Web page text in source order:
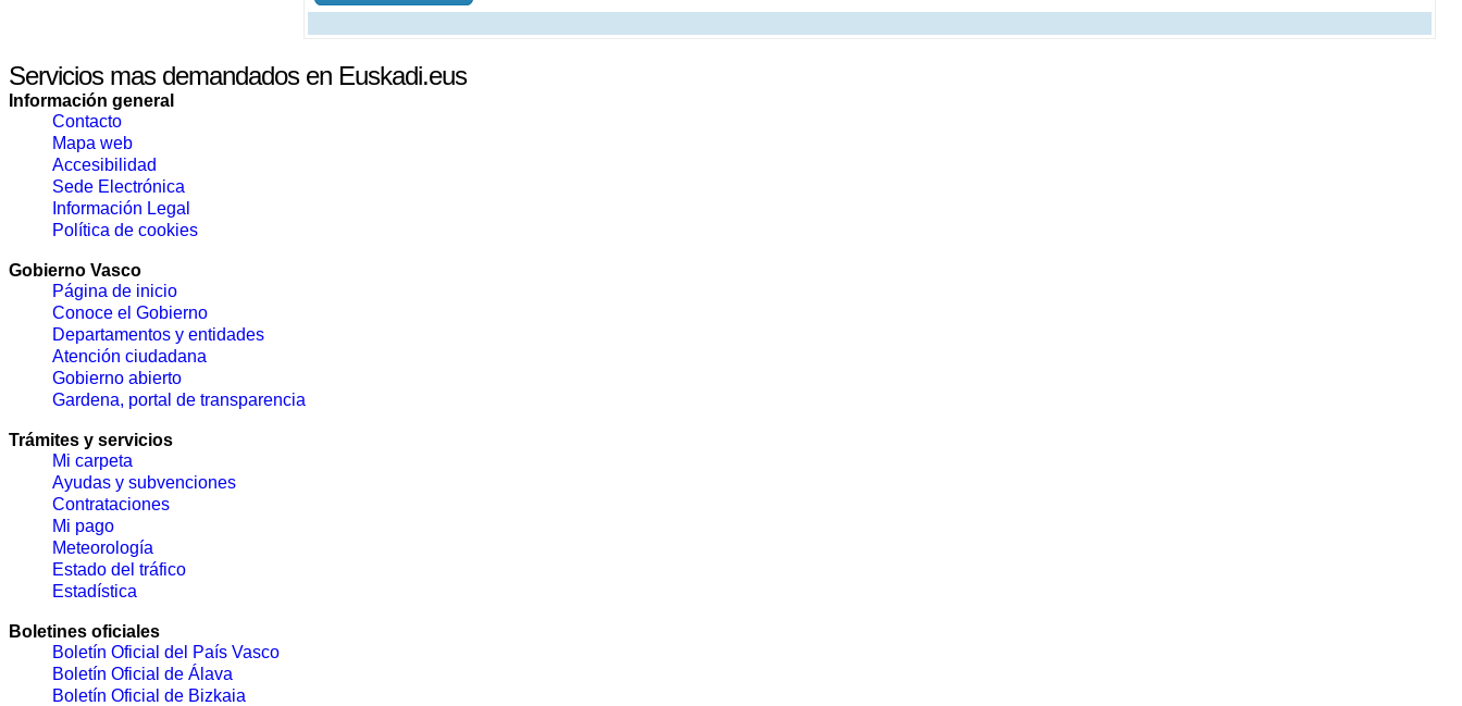
Servicios mas demandados en Euskadi.eus
Información general
Contacto
Mapa web
Accesibilidad
Sede Electrónica
Información Legal
Política de cookies
Gobierno Vasco
Página de inicio
Conoce el Gobierno
Departamentos y entidades
Atención ciudadana
Gobierno abierto
Gardena, portal de transparencia
Trámites y servicios
Mi carpeta
Ayudas y subvenciones
Contrataciones
Mi pago
Meteorología
Estado del tráfico
Estadística
Boletines oficiales
Boletín Oficial del País Vasco
Boletín Oficial de Álava
Boletín Oficial de Bizkaia